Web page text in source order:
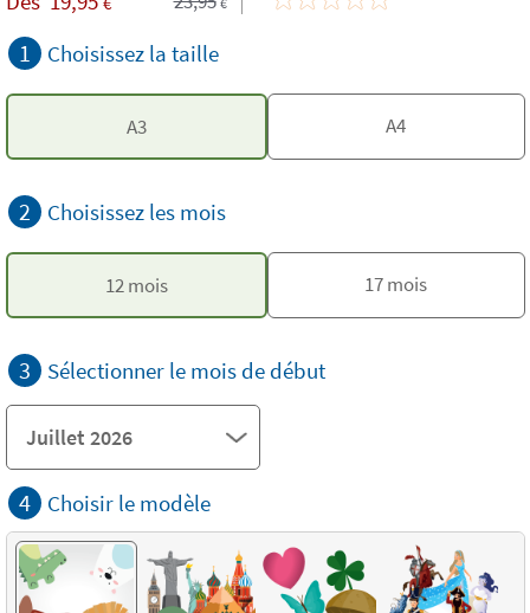
1 Choisissez la taille
A3 A4
2 Choisissez les mois
12 mois 17 mois
3 Sélectionner le mois de début
4 Choisir le modèle